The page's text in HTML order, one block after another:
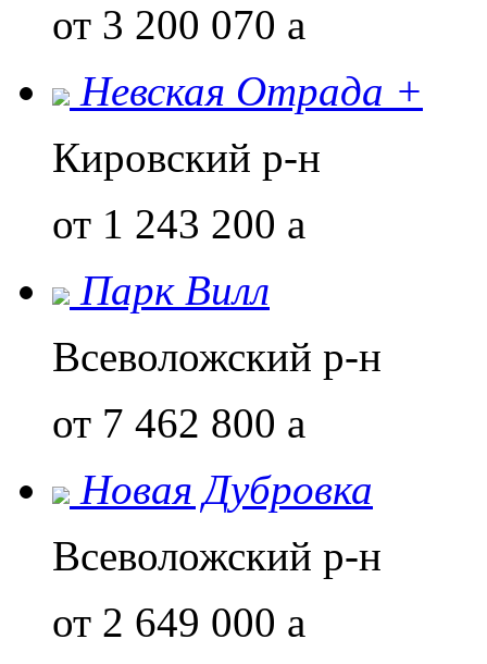
от 3 200 070 a
Невская Отрада +
Кировский р-н
от 1 243 200 a
Парк Вилл
Всеволожский р-н
от 7 462 800 a
Новая Дубровка
Всеволожский р-н
от 2 649 000 a